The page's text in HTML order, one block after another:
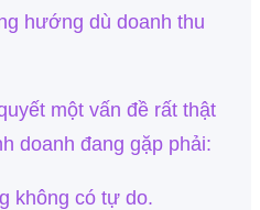
hướng dù doanh thu
một vấn đề rất thật
doanh đang gặp phải:
không có tự do.